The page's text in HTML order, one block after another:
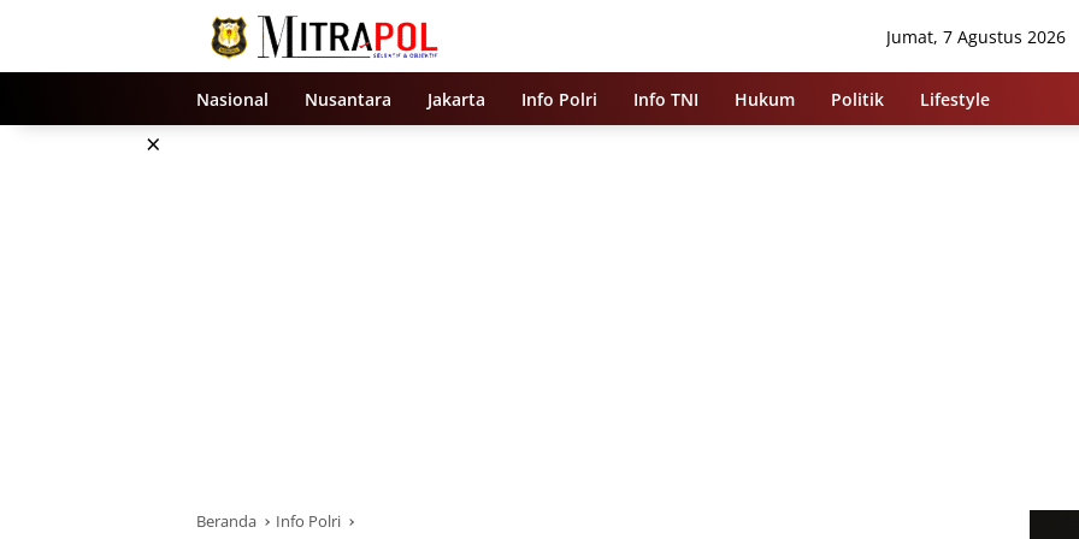
Jumat, 7 Agustus 2026
Nasional Nusantara Jakarta Info Polri Info TNI Hukum Politik Lifestyle
×
Beranda Info Polri